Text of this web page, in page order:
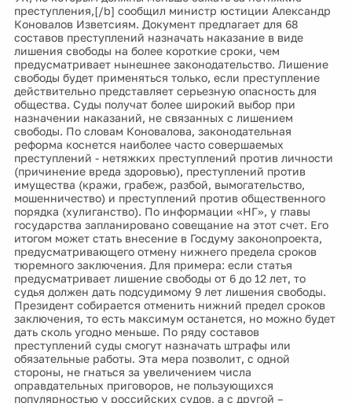
преступления,[/b] сообщил министр юстиции Александр
Коновалов Изветсиям. Документ предлагает для 68
составов преступлений назначать наказание в виде
лишения свободы на более короткие сроки, чем
предусматривает нынешнее законодательство. Лишение
свободы будет применяться только, если преступление
действительно представляет серьезную опасность для
общества. Суды получат более широкий выбор при
назначении наказаний, не связанных с лишением
свободы. По словам Коновалова, законодательная
реформа коснется наиболее часто совершаемых
преступлений - нетяжких преступлений против личности
(причинение вреда здоровью), преступлений против
имущества (кражи, грабеж, разбой, вымогательство,
мошенничество) и преступлений против общественного
порядка (хулиганство). По информации «НГ», у главы
государства запланировано совещание на этот счет. Его
итогом может стать внесение в Госдуму законопроекта,
предусматривающего отмену нижнего предела сроков
тюремного заключения. Для примера: если статья
предусматривает лишение свободы от 6 до 12 лет, то
судья должен дать подсудимому 9 лет лишения свободы.
Президент собирается отменить нижний предел сроков
заключения, то есть максимум останется, но можно будет
дать сколь угодно меньше. По ряду составов
преступлений суды смогут назначать штрафы или
обязательные работы. Эта мера позволит, с одной
стороны, не гнаться за увеличением числа
оправдательных приговоров, не пользующихся
популярностью у российских судов, а с другой –